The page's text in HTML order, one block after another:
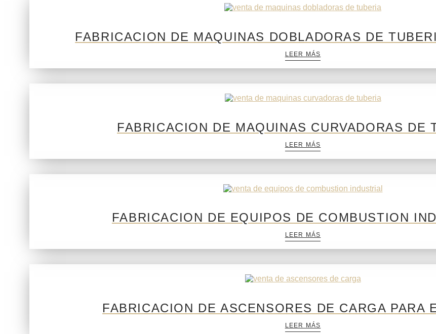
FABRICACION DE MAQUINAS DOBLADORAS DE
LEER MÁS
FABRICACION DE MAQUINAS CURVADORAS DE
LEER MÁS
FABRICACION DE EQUIPOS DE COMBUSTION
LEER MÁS
FABRICACION DE ASCENSORES DE CARGA PARA
LEER MÁS